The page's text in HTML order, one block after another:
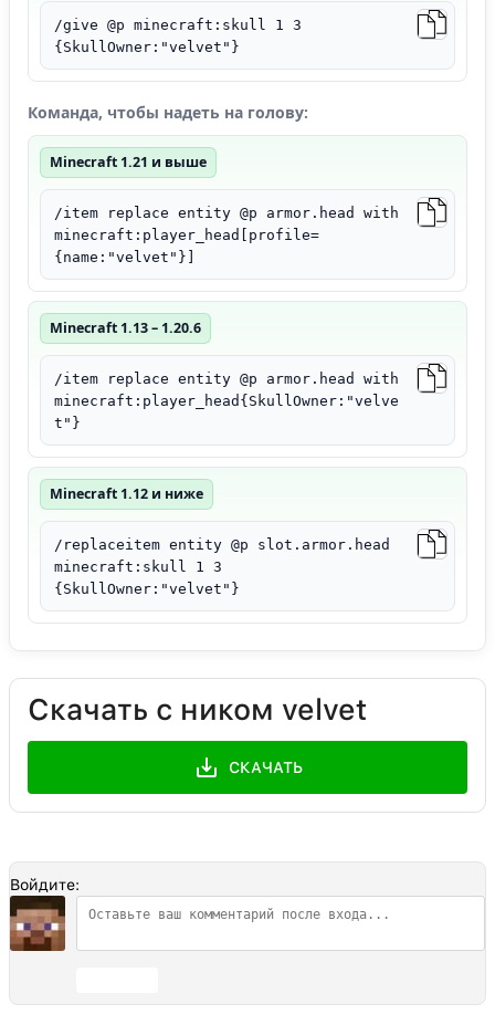
/give @p minecraft:skull 1 3
{SkullOwner:"velvet"}
Команда, чтобы надеть на голову:
Minecraft 1.21 и выше
/item replace entity @p armor.head with
minecraft:player_head[profile=
{name:"velvet"}]
Minecraft 1.13 – 1.20.6
/item replace entity @p armor.head with
minecraft:player_head{SkullOwner:"velve
t"}
Minecraft 1.12 и ниже
/replaceitem entity @p slot.armor.head
minecraft:skull 1 3
{SkullOwner:"velvet"}
Скачать с ником velvet
СКАЧАТЬ
Войдите: